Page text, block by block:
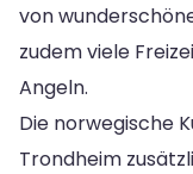
von
zudem viele
Angeln.
Die norwegische
Trondheim